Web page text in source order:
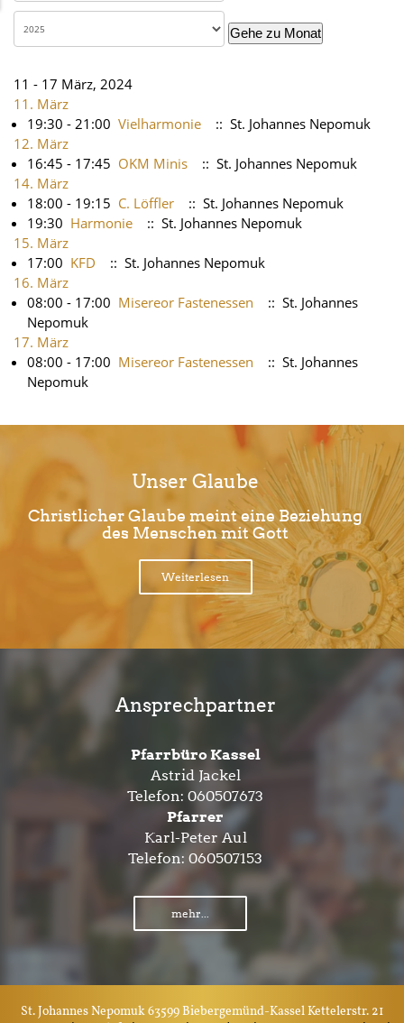
Gehe zu Monat
11 - 17 März, 2024
11. März
19:30 - 21:00 Vielharmonie
:: St. Johannes Nepomuk
12. März
16:45 - 17:45 OKM Minis
:: St. Johannes Nepomuk
14. März
18:00 - 19:15 C. Löffler
:: St. Johannes Nepomuk
19:30 Harmonie
:: St. Johannes Nepomuk
15. März
17:00 KFD
:: St. Johannes Nepomuk
16. März
08:00 - 17:00 Misereor Fastenessen
:: St. Johannes
Nepomuk
17. März
08:00 - 17:00 Misereor Fastenessen
:: St. Johannes
Nepomuk
Unser Glaube
Christlicher Glaube meint eine Beziehung
des Menschen mit Gott
Weiterlesen
Ansprechpartner
Pfarrbüro Kassel
Astrid Jackel
Telefon: 060507673
Pfarrer
Karl-Peter Aul
Telefon: 060507153
mehr...
St. Johannes Nepomuk 63599 Biebergemünd-Kassel Kettelerstr. 21